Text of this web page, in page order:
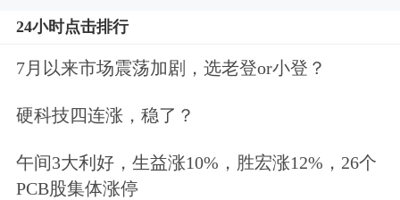
势。从手机ODM角度来看，当前行业
的集中度已相对确定。总体而言，公司
环境的变化而略有波动，但长期来看是
24小时点击排行
7月以来市场震荡加剧，选老登or小登？
硬科技四连涨，稳了？
午间3大利好，生益涨10%，胜宏涨12%，26个
PCB股集体涨停